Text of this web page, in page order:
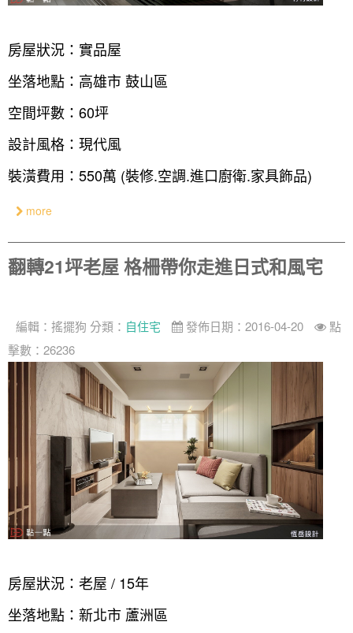
房屋狀況：實品屋
坐落地點：高雄市 鼓山區
空間坪數：60坪
設計風格：現代風
裝潢費用：550萬 (裝修.空調.進口廚衛.家具飾品)
more
翻轉21坪老屋 格柵帶你走進日式和風宅
編輯： 搖擺狗 分類： 自住宅 發佈日期：2016-04-20
點
擊數：26236
房屋狀況：老屋 / 15年
坐落地點：新北市 蘆洲區
找設計師
裝潢計算機
裝潢進階計算機
裝潢圖紙免費健檢
居家
商業空間
辦公室
其他
面積
小坪數
21~30坪
31~50坪
51坪以上
風格
現代
簡約
北歐
鄉村
工業
預算
150萬以內
151萬~250萬
251萬以上
設計好手
台北市
新北市
桃園 新竹 竹北
台南 高雄
360環景體驗
你家我家 Podcast
虛擬線上裝潢
房屋仲介方案
室內設計師方案
一般屋主方案
裝潢輕鬆點
2房2聽 - 基本版
3房2聽 - 基本版
3房2廳 - 精裝版
設計專欄
系統櫃
綠建材
居家風水
主題精選
國外案例
設計私房話
全站搜尋
線上賞屋
北部
新北市
新竹市
基隆市
徵設計師